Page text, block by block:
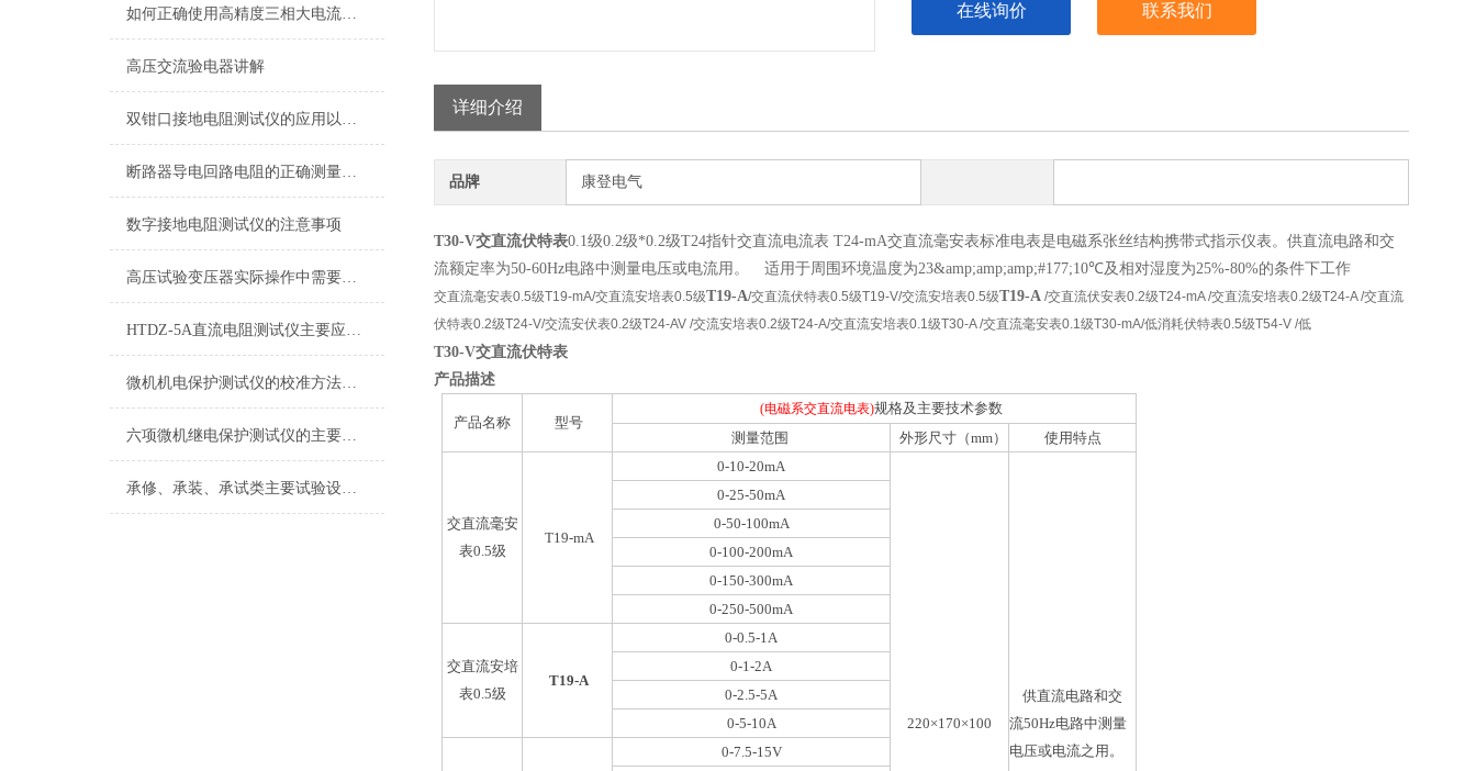
如何正确使用高精度三相大电流发生器
高压交流验电器讲解
双钳口接地电阻测试仪的应用以及特性概述
断路器导电回路电阻的正确测量方法
数字接地电阻测试仪的注意事项
高压试验变压器实际操作中需要注意的问题
HTDZ-5A直流电阻测试仪主要应用于哪些电气设备的检测？
微机机电保护测试仪的校准方法与精度分析
六项微机继电保护测试仪的主要特点
承修、承装、承试类主要试验设备常规配置表
在线询价 联系我们
详细介绍
品牌 康登电气
T30-V交直流伏特表0.1级0.2级*0.2级T24指针交直流电流表 T24-mA交直流毫安表标准电表是电磁系张丝结构携带式指示仪表。供直流电路和交
流额定率为50-60Hz电路中测量电压或电流用。 适用于周围环境温度为23&amp;amp;amp;#177;10℃及相对湿度为25%-80%的条件下工作
交直流毫安表0.5级T19-mA/交直流安培表0.5级T19-A/交直流伏特表0.5级T19-V/交流安培表0.5级T19-A /交直流伏安表0.2级T24-mA /交直流安培表0.2级T24-A /交直流
伏特表0.2级T24-V/交流安伏表0.2级T24-AV /交流安培表0.2级T24-A/交直流安培表0.1级T30-A /交直流毫安表0.1级T30-mA/低消耗伏特表0.5级T54-V /低
T30-V交直流伏特表
产品描述
产品名称 型号
(电磁系交直流电表)规格及主要技术参数
测量范围
外形尺寸（mm） 使用特点
交直流毫安
表0.5级
T19-mA
0-10-20mA
220×170×100
供直流电路和交
流50Hz电路中测量
电压或电流之用。
0-25-50mA
0-50-100mA
0-100-200mA
0-150-300mA
0-250-500mA
交直流安培
表0.5级
T19-A
0-0.5-1A
0-1-2A
0-2.5-5A
0-5-10A
0-7.5-15V